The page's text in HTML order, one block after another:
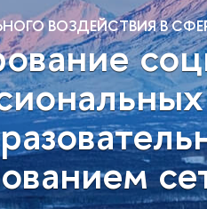
ВОЗДЕЙСТВИЯ В